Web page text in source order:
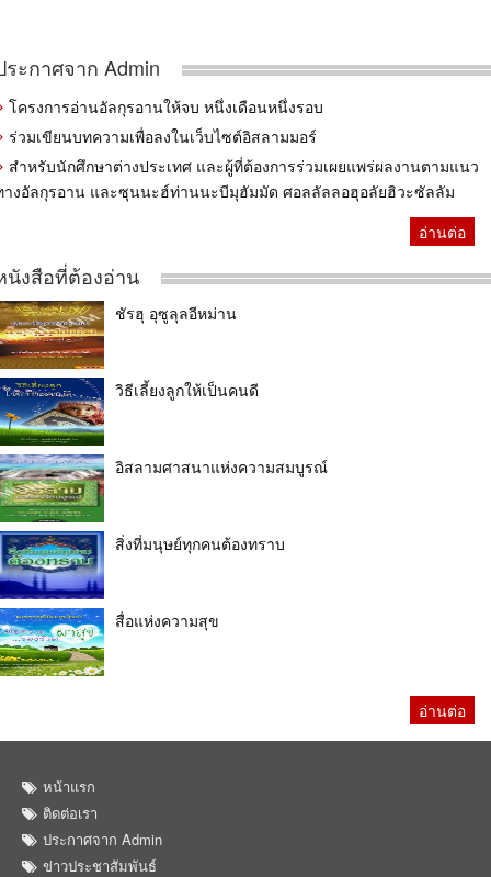
ระกาศจาก Admin
โครงการอ่านอัลกุรอานให้จบ หนึ่งเดือนหนึ่งรอบ
ร่วมเขียนบทความเพื่อลงในเว็บไซต์อิสลามมอร์
สำหรับนักศึกษาต่างประเทศ และผู้ที่ต้องการร่วมเผยแพร่ผลงานตามแนว
างอัลกุรอาน และซุนนะฮ์ท่านนะบีมุฮัมมัด ศอลลัลลอฮุอลัยฮิวะซัลลัม
อ่านต่อ
นังสือที่ต้องอ่าน
ชัรฮุ อุซูลุลอีหม่าน
วิธีเลี้ยงลูกให้เป็นคนดี
อิสลามศาสนาแห่งความสมบูรณ์
สิ่งที่มนุษย์ทุกคนต้องทราบ
สื่อแห่งความสุข
อ่านต่อ
หน้าแรก
ติดต่อเรา
ประกาศจาก Admin
ข่าวประชาสัมพันธ์